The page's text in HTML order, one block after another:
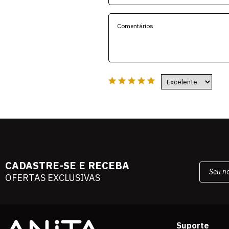
CADASTRE-SE E RECEBA
OFERTAS EXCLUSIVAS
Suporte